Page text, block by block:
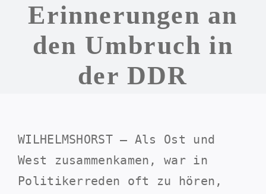
Erinnerungen an
den Umbruch in
der DDR
WILHELMSHORST – Als Ost und
West zusammenkamen, war in
Politikerreden oft zu hören,